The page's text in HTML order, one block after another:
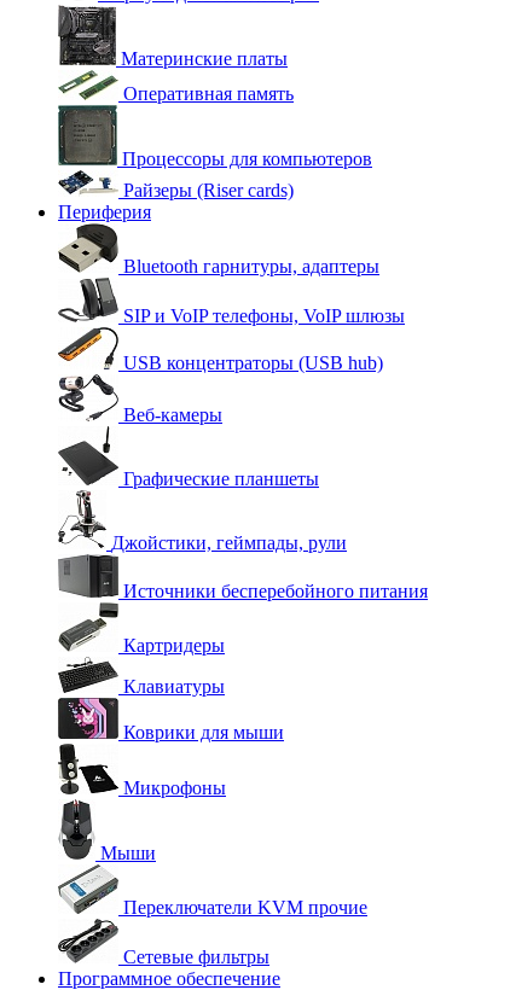
Материнские платы
Оперативная память
Процессоры для компьютеров
Райзеры (Riser cards)
Периферия
Bluetooth гарнитуры, адаптеры
SIP и VoIP телефоны, VoIP шлюзы
USB концентраторы (USB hub)
Веб-камеры
Графические планшеты
Джойстики, геймпады, рули
Источники бесперебойного питания
Картридеры
Клавиатуры
Коврики для мыши
Микрофоны
Мыши
Переключатели KVM прочие
Сетевые фильтры
Программное обеспечение